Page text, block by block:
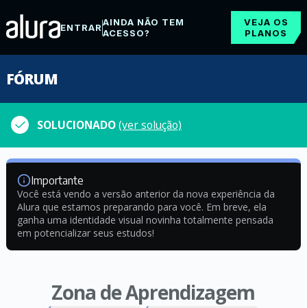
ENTRARAINDA NÃO TEM
ACESSO?
VEJA OS
PLANOS
FÓRUM
SOLUCIONADO(ver solução)
Importante
Você está vendo a versão anterior da nova experiência da
Alura que estamos preparando para você. Em breve, ela
ganha uma identidade visual novinha totalmente pensada
em potencializar seus estudos!
Zona de Aprendizagem